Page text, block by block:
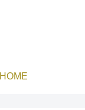
HOME